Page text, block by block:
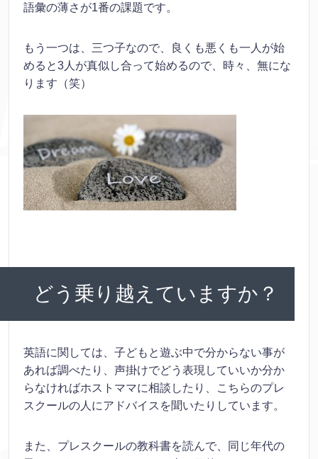
語彙の薄さが1番の課題です。
もう一つは、三つ子なので、良くも悪くも一人が始
めると3人が真似し合って始めるので、時々、無にな
ります（笑）
どう乗り越えていますか？
英語に関しては、子どもと遊ぶ中で分からない事が
あれば調べたり、声掛けでどう表現していいか分か
らなければホストママに相談したり、こちらのプレ
スクールの人にアドバイスを聞いたりしています。
また、プレスクールの教科書を読んで、同じ年代の